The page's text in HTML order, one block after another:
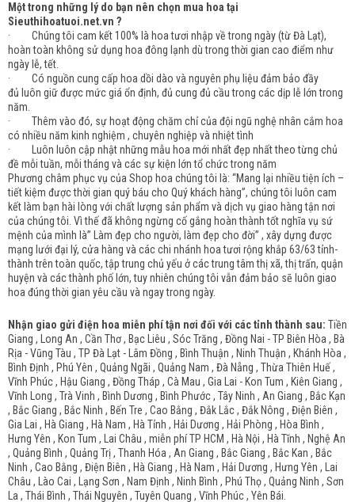
Một trong những lý do bạn nên chọn mua hoa tại
Sieuthihoatuoi.net.vn ?
· Chúng tôi cam kết 100% là hoa tươi nhập về trong ngày (từ Đà Lạt),
hoàn toàn không sử dụng hoa đông lạnh dù trong thời gian cao điểm như
ngày lễ, tết.
· Có nguồn cung cấp hoa dồi dào và nguyên phụ liệu đảm bảo đầy
đủ luôn giữ được mức giá ổn định, đủ cung đủ cầu trong các dịp lễ lớn trong
năm.
· Thêm vào đó, sự hoạt động chăm chỉ của đội ngũ nghệ nhân cắm hoa
có nhiều năm kinh nghiệm , chuyên nghiệp và nhiệt tình
· Luôn luôn cập nhật những mẫu hoa mới nhất đẹp nhất theo từng chủ
đề mỗi tuần, mỗi tháng và các sự kiện lớn tổ chức trong năm
Phương châm phục vụ của Shop hoa chúng tôi là: “Mang lại nhiều tiện ích –
tiết kiệm được thời gian quý báu cho Quý khách hàng”, chúng tôi luôn cam
kết làm bạn hài lòng với chất lượng sản phẩm và dịch vụ giao hàng tận nơi
của chúng tôi. Vì thế đã không ngừng cố gắng hoàn thành tốt nghĩa vụ sứ
mệnh của mình là” Làm đẹp cho người, làm đẹp cho đời” , xây dựng được
mạng lưới đại lý, cửa hàng và các chi nhánh hoa tươi rộng khắp 63/63 tỉnh-
thành trên toàn quốc, tập trung chủ yếu ở các trung tâm thị xã, thị trấn, quận
huyện và các thành phố lớn, tuy nhiên chúng tôi vẫn đảm bảo sẽ luôn giao
hoa đúng thời gian yêu cầu và ngay trong ngày.
Nhận giao gửi điện hoa miễn phí tận nơi đối với các tỉnh thành sau: Tiền
Giang , Long An , Cần Thơ , Bạc Liêu , Sóc Trăng , Đồng Nai - TP Biên Hòa , Bà
Rịa - Vũng Tàu , TP Đà Lạt - Lâm Đồng , Bình Thuận , Ninh Thuận , Khánh Hòa ,
Bình Định , Phú Yên , Quảng Ngãi , Quảng Nam , Đà Nẵng , Thừa Thiên Huế ,
Vĩnh Phúc , Hậu Giang , Đồng Tháp , Cà Mau , Gia Lai - Kon Tum , Kiên Giang ,
Vĩnh Long , Trà Vinh , Bình Dương , Bình Phước , Tây Ninh , An Giang , Bắc Kạn
, Bắc Giang , Bắc Ninh , Bến Tre , Cao Bằng , Đắk Lắc , Đắk Nông , Điện Biên ,
Gia Lai , Hà Giang , Hà Nam , Hà Tỉnh , Hải Dương , Hải Phòng , Hòa Bình ,
Hưng Yên , Kon Tum , Lai Châu , miễn phí TP HCM , Hà Nội , Hà Tĩnh , Nghệ An
, Quảng Bình , Quảng Trị , Thanh Hóa , An Giang , Bắc Giang , Bắc Kan , Bắc
Ninh , Cao Bằng , Điện Biên , Hà Giang , Hà Nam , Hải Dương , Hưng Yên , Lai
Châu , Lào Cai , Lạng Sơn , Nam Định , Ninh Bình , Phú Thọ , Quảng Ninh , Sơn
La , Thái Bình , Thái Nguyên , Tuyên Quang , Vĩnh Phúc , Yên Bái.